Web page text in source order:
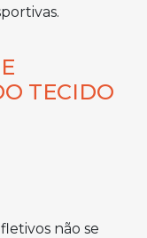
TECIDO
não se